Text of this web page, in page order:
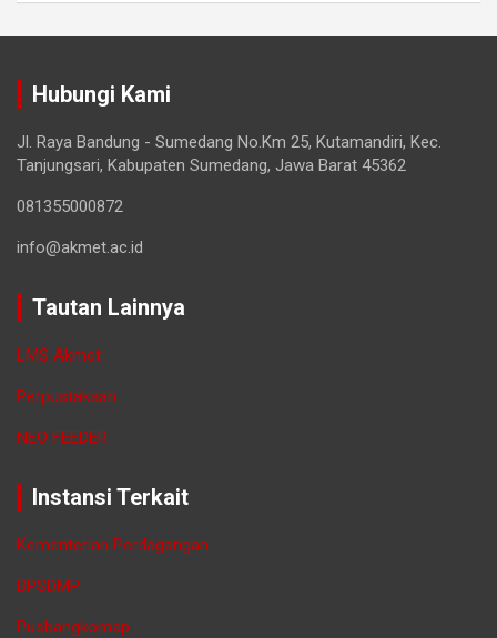
Hubungi Kami
Jl. Raya Bandung - Sumedang No.Km 25, Kutamandiri, Kec.
Tanjungsari, Kabupaten Sumedang, Jawa Barat 45362
081355000872
info@akmet.ac.id
Tautan Lainnya
LMS Akmet
Perpustakaan
NEO FEEDER
Instansi Terkait
Kementerian Perdagangan
BPSDMP
Pusbangkomap